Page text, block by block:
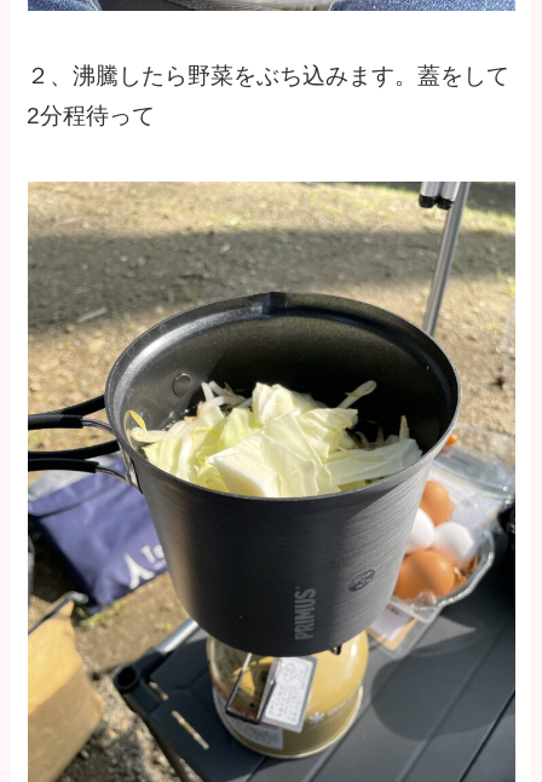
２、沸騰したら野菜をぶち込みます。蓋をして
2分程待って